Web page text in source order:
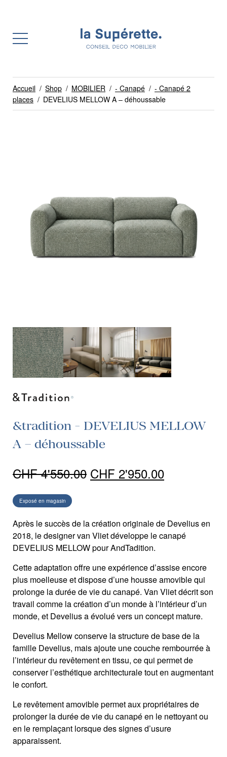
Accueil / Shop / MOBILIER / - Canapé / - Canapé 2
places / DEVELIUS MELLOW A – déhoussable
&tradition - DEVELIUS MELLOW
A – déhoussable
CHF4'550.00 Le
était :
CHF 4'550.00.
CHF 2'950.00Le
est :
Exposé en magasin
Après le succès de la création originale de Develius en
2018, le designer van Vliet développe le canapé
DEVELIUS MELLOW pour AndTadition.
Cette adaptation offre une expérience d’assise encore
plus moelleuse et dispose d’une housse amovible qui
prolonge la durée de vie du canapé. Van Vliet décrit son
travail comme la création d’un monde à l’intérieur d’un
monde, et Develius a évolué vers un concept mature.
Develius Mellow conserve la structure de base de la
famille Develius, mais ajoute une couche rembourrée à
l’intérieur du revêtement en tissu, ce qui permet de
conserver l’esthétique architecturale tout en augmentant
le confort.
Le revêtement amovible permet aux propriétaires de
prolonger la durée de vie du canapé en le nettoyant ou
en le remplaçant lorsque des signes d’usure
apparaissent.